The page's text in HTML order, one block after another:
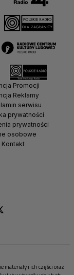
Promocji
Reklamy
serwisu
prywatności
prywatności
osobowe
Kontakt
materiały i ich części oraz